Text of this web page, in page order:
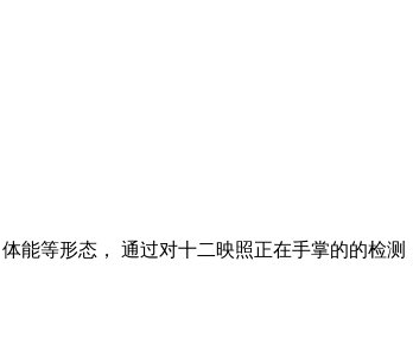
能等形态， 通过对十二映照正在手掌的的检测